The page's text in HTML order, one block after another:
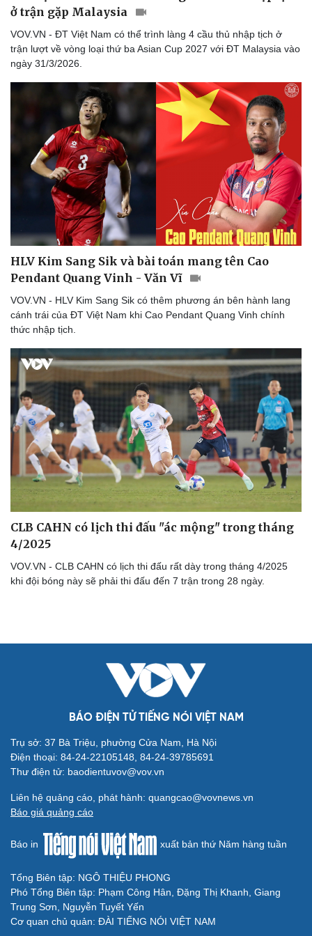
Du lịch
Tư vấn
Săn Tour
check-in
Câu chuyện thời sự
Đọc truyện đêm khuya
Cửa sổ tình yêu
Kể chuyện cho bé
Hạt giống tâm hồn
Cải chính
ở trận gặp Malaysia
VOV.VN - ĐT Việt Nam có thể trình làng 4 cầu thủ nhập tịch ở
trận lượt về vòng loại thứ ba Asian Cup 2027 với ĐT Malaysia vào
ngày 31/3/2026.
HLV Kim Sang Sik và bài toán mang tên Cao
Pendant Quang Vinh - Văn Vĩ
VOV.VN - HLV Kim Sang Sik có thêm phương án bên hành lang
cánh trái của ĐT Việt Nam khi Cao Pendant Quang Vinh chính
thức nhập tịch.
CLB CAHN có lịch thi đấu "ác mộng" trong tháng
4/2025
VOV.VN - CLB CAHN có lịch thi đấu rất dày trong tháng 4/2025
khi đội bóng này sẽ phải thi đấu đến 7 trận trong 28 ngày.
BÁO ĐIỆN TỬ TIẾNG NÓI VIỆT NAM
Trụ sở: 37 Bà Triệu, phường Cửa Nam, Hà Nội
Điện thoại: 84-24-22105148, 84-24-39785691
Thư điện tử: baodientuvov@vov.vn
Liên hệ quảng cáo, phát hành: quangcao@vovnews.vn
Báo giá quảng cáo
Báo in xuất bản thứ Năm hàng tuần
Tổng Biên tập: NGÔ THIỆU PHONG
Phó Tổng Biên tập: Phạm Công Hân, Đặng Thị Khanh, Giang
Trung Sơn, Nguyễn Tuyết Yến
Cơ quan chủ quản: ĐÀI TIẾNG NÓI VIỆT NAM